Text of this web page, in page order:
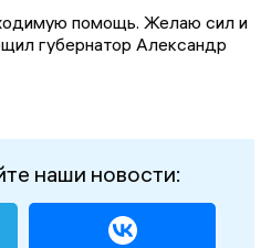
помощь. Желаю сил и
губернатор Александр
наши новости: